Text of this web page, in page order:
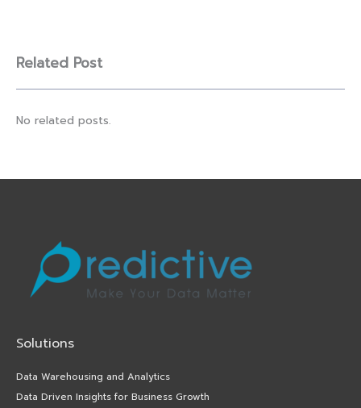
Related Post
No related posts.
Solutions
Data Warehousing and Analytics
Data Driven Insights for Business Growth